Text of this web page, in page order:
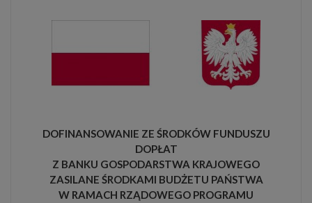
DOFINANSOWANIE ZE ŚRODKÓW FUNDUSZU
DOPŁAT
Z BANKU GOSPODARSTWA KRAJOWEGO
ZASILANE ŚRODKAMI BUDŻETU PAŃSTWA
W RAMACH RZĄDOWEGO PROGRAMU